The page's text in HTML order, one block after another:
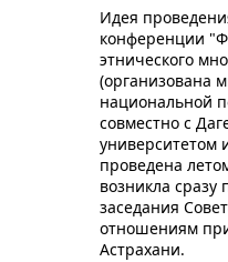
Идея
конференции
этнического
(организована
национальной
совместно с
университетом
проведена
возникла сразу
заседания
отношениям
Астрахани.